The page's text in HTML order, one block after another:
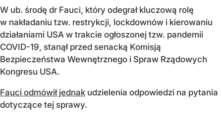
W ub. środę dr Fauci, który odegrał kluczową rolę
w nakładaniu tzw. restrykcji, lockdownów i kierowaniu
działaniami USA w trakcie ogłoszonej tzw. pandemii
COVID-19, stanął przed senacką Komisją
Bezpieczeństwa Wewnętrznego i Spraw Rządowych
Kongresu USA.
Fauci odmówił jednak udzielenia odpowiedzi na pytania
dotyczące tej sprawy.